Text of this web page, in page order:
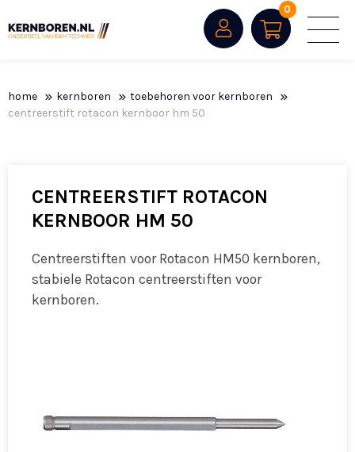
0
home kernboren
toebehoren voor kernboren
centreerstift rotacon kernboor hm 50
CENTREERSTIFT ROTACON
KERNBOOR HM 50
Centreerstiften voor Rotacon HM50 kernboren,
stabiele Rotacon centreerstiften voor
kernboren.